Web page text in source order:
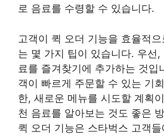
로 음료를 수령할 수 있습니다.
고객이 퀵 오더 기능을 효율적
는 몇 가지 팁이 있습니다. 우선,
료를 즐겨찾기에 추가하는 것입
객이 빠르게 주문할 수 있는 기
한, 새로운 메뉴를 시도할 계획
천 음료를 알아보는 것도 좋은
퀵 오더 기능은 스타벅스 고객